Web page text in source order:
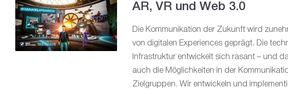
AR, VR und Web 3.0
Die Kommunikation der Zukunft wird
von digitalen Experiences geprägt. Die
Infrastruktur entwickelt sich rasant – und
auch die Möglichkeiten in der
Zielgruppen. Wir entwickeln und